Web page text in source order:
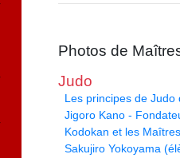
Photos de
Judo
Les principes de Judo
Jigoro Kano -
Kodokan et les
Sakujiro Yokoyama